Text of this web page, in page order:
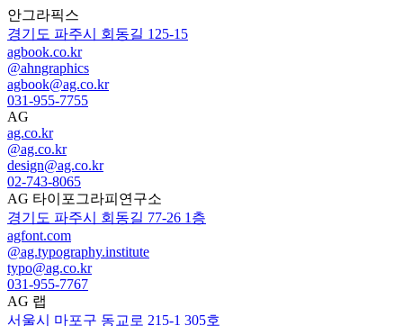
안그라픽스
경기도 파주시 회동길 125-15
agbook.co.kr
@ahngraphics
agbook@ag.co.kr
031-955-7755
AG
ag.co.kr
@ag.co.kr
design@ag.co.kr
02-743-8065
AG 타이포그라피연구소
경기도 파주시 회동길 77-26 1층
agfont.com
@ag.typography.institute
typo@ag.co.kr
031-955-7767
AG 랩
서울시 마포구 동교로 215-1 305호